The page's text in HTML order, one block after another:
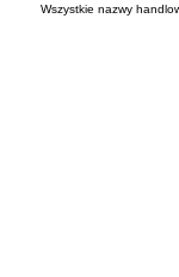
Wszystkie nazwy